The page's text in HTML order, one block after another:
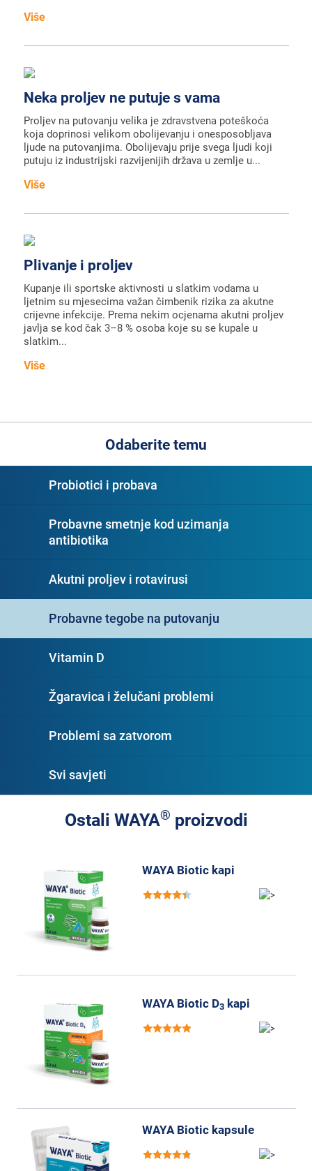
Više
Neka proljev ne putuje s vama
Proljev na putovanju velika je zdravstvena poteškoća
koja doprinosi velikom obolijevanju i onesposobljava
ljude na putovanjima. Obolijevaju prije svega ljudi koji
putuju iz industrijski razvijenijih država u zemlje u...
Više
Plivanje i proljev
Kupanje ili sportske aktivnosti u slatkim vodama u
ljetnim su mjesecima važan čimbenik rizika za akutne
crijevne infekcije. Prema nekim ocjenama akutni proljev
javlja se kod čak 3–8 % osoba koje su se kupale u
slatkim...
Više
Odaberite temu
Probiotici i probava
Probavne smetnje kod uzimanja
antibiotika
Akutni proljev i rotavirusi
Probavne tegobe na putovanju
Vitamin D
Žgaravica i želučani problemi
Problemi sa zatvorom
Svi savjeti
Ostali WAYA® proizvodi
WAYA Biotic kapi
WAYA Biotic D3 kapi
WAYA Biotic kapsule